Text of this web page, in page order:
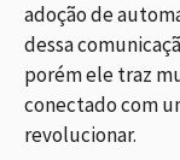
adoção de
dessa
porém ele traz
conectado com
revolucionar.